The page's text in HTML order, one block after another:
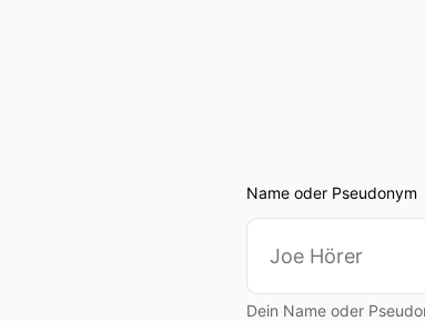
Name oder Pseudonym
Dein Name oder